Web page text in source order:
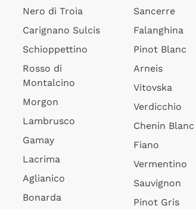
Nero di Troia
Carignano Sulcis
Schioppettino
Rosso di
Montalcino
Morgon
Lambrusco
Gamay
Lacrima
Aglianico
Bonarda
Sancerre
Falanghina
Pinot Blanc
Arneis
Vitovska
Verdicchio
Chenin Blanc
Fiano
Vermentino
Sauvignon
Pinot Gris